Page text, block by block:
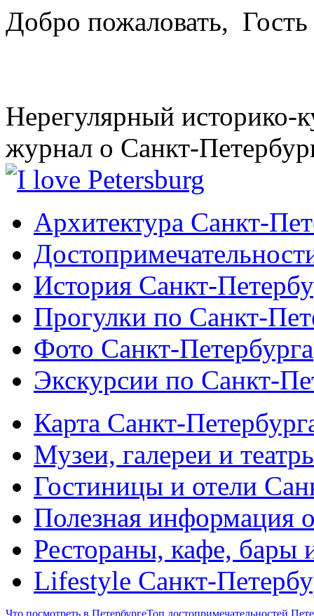
Добро пожаловать, Гость
Нерегулярный историко-
журнал о Санкт-
Архитектура Санкт-
История Санкт-
Прогулки по Санкт-
Фото Санкт-Петербурга
Экскурсии по Санкт-
Карта Санкт-
Музеи, галереи и
Гостиницы и отели
Полезная информация
Рестораны, кафе, бары
Lifestyle Санкт-
Что посмотреть в ПетербургеТоп достопримечательностей